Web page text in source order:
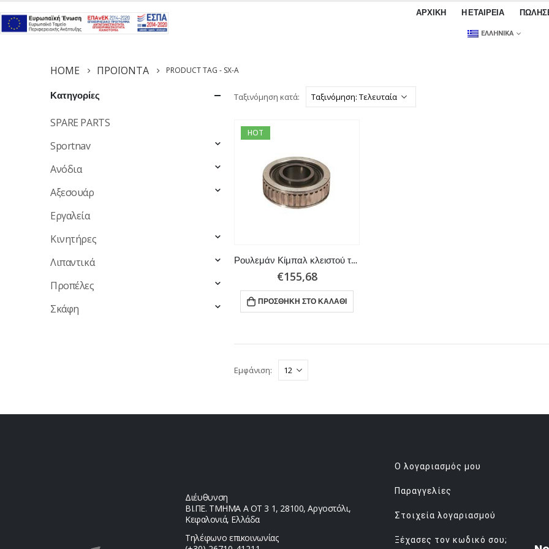
ΑΡΧΙΚΉ Η ΕΤΑΙΡΕΊΑ
ΕΛΛΗΝΙΚΆ
HOME ΠΡΟΪΌΝΤΑ PRODUCT TAG - SX-A
Ταξινόμηση κατά:
HOT
Ρουλεμάν Κίμπαλ κλειστού τύπου αυτολιπαινόμενο για Volvo Penta
€155,68
ΠΡΟΣΘΉΚΗ ΣΤΟ ΚΑΛΆΘΙ
Εμφάνιση:
Κατηγορίες
SPARE PARTS
Sportnav
Ανόδια
Αξεσουάρ
Εργαλεία
Κινητήρες
Λιπαντικά
Προπέλες
Σκάφη
Διέυθυνση
ΒΙ.ΠΕ. ΤΜΗΜΑ Α ΟΤ 3 1, 28100, Αργοστόλι,
Κεφαλονιά, Ελλάδα
Τηλέφωνο επικοινωνίας
Ο λογαριασμός μου
Παραγγελίες
Στοιχεία λογαριασμού
Ξέχασες τον κωδικό σου;